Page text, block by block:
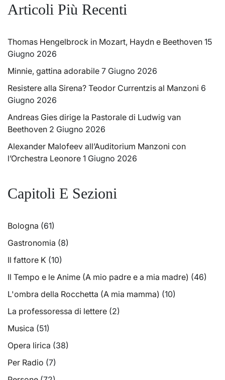
Articoli Più Recenti
Thomas Hengelbrock in Mozart, Haydn e Beethoven 15
Giugno 2026
Minnie, gattina adorabile 7 Giugno 2026
Resistere alla Sirena? Teodor Currentzis al Manzoni 6
Giugno 2026
Andreas Gies dirige la Pastorale di Ludwig van
Beethoven 2 Giugno 2026
Alexander Malofeev all’Auditorium Manzoni con
l’Orchestra Leonore 1 Giugno 2026
Capitoli E Sezioni
Bologna (61)
Gastronomia (8)
Il fattore K (10)
Il Tempo e le Anime (A mio padre e a mia madre) (46)
L'ombra della Rocchetta (A mia mamma) (10)
La professoressa di lettere (2)
Musica (51)
Opera lirica (38)
Per Radio (7)